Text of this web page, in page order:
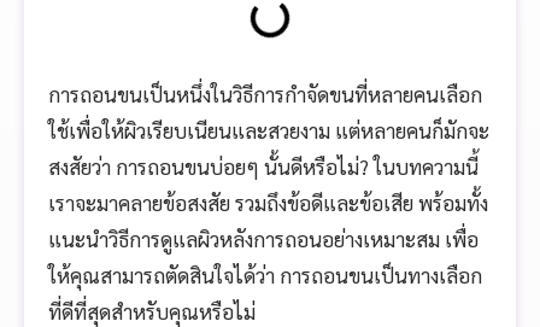
การถอนขนเป็นหนึ่งในวิธีการกำจัดขนที่หลายคนเลือก
ใช้เพื่อให้ผิวเรียบเนียนและสวยงาม แต่หลายคนก็มักจะ
สงสัยว่า การถอนขนบ่อยๆ นั้นดีหรือไม่? ในบทความนี้
เราจะมาคลายข้อสงสัย รวมถึงข้อดีและข้อเสีย พร้อมทั้ง
แนะนำวิธีการดูแลผิวหลังการถอนอย่างเหมาะสม เพื่อ
ให้คุณสามารถตัดสินใจได้ว่า การถอนขนเป็นทางเลือก
ที่ดีที่สุดสำหรับคุณหรือไม่